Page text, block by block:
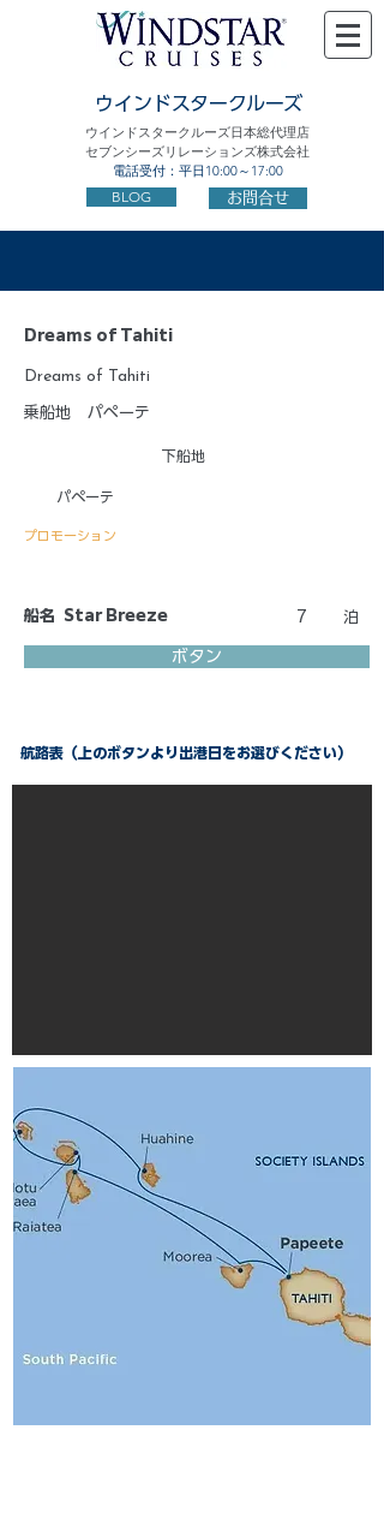
ウインドスタークルーズ
ウインドスタークルーズ日本総代理店
セブンシーズリレーションズ株式会社
電話受付：平日10:00～17:00
BLOG お問合せ
Dreams of Tahiti
Dreams of Tahiti
乗船地 パペーテ
下船地
パペーテ
プロモーション
船名 Star Breeze 7 泊
ボタン
航路表（上のボタンより出港日をお選びください）